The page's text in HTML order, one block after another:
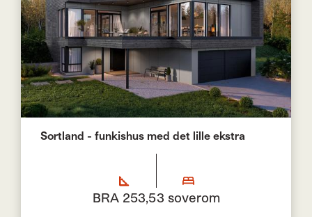
Sortland - funkishus med det lille ekstra
BRA 253,53 soverom